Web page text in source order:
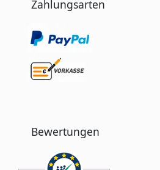
Zahlungsarten
Bewertungen